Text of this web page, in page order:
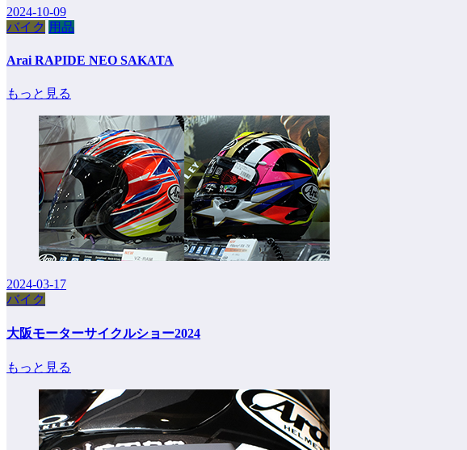
2024-10-09
バイク 用品
Arai RAPIDE NEO SAKATA
もっと見る
2024-03-17
バイク
大阪モーターサイクルショー2024
もっと見る